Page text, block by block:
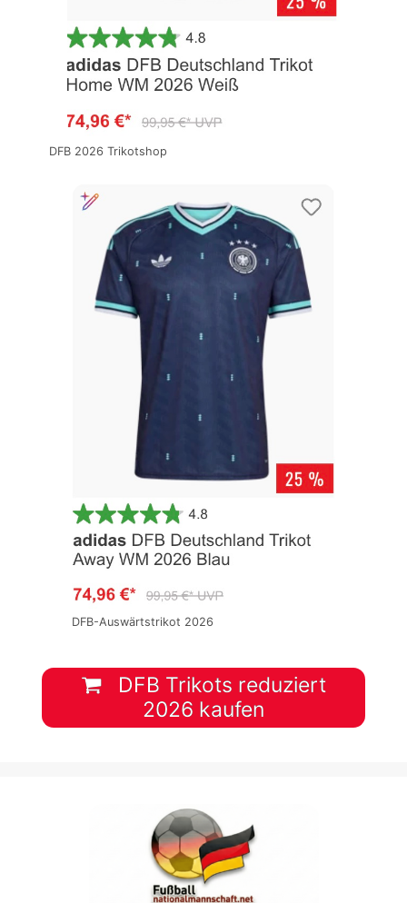
DFB 2026 Trikotshop
DFB-Auswärtstrikot 2026
DFB Trikots reduziert
2026 kaufen